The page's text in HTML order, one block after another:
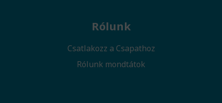
Rólunk
Csatlakozz a Csapathoz
Rólunk mondtátok